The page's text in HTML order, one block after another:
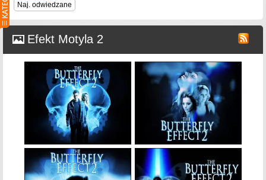
Naj. odwiedzane
Efekt Motyla 2